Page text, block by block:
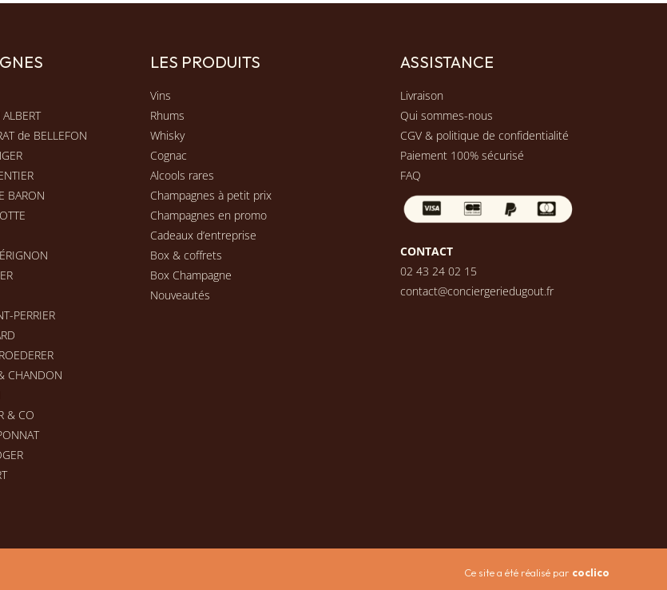
de BELLEFON
BARON
PERRIER
CHANDON
& CO
LES PRODUITS
Vins
Rhums
Whisky
Cognac
Alcools rares
Champagnes à petit prix
Champagnes en promo
Cadeaux d’entreprise
Box & coffrets
Box Champagne
Nouveautés
ASSISTANCE
Livraison
Qui sommes-nous
CGV & politique de confidentialité
Paiement 100% sécurisé
FAQ
CONTACT
02 43 24 02 15
contact@conciergeriedugout.fr
Ce site a été réalisé par coclico